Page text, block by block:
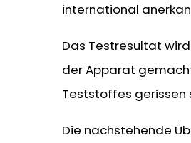
international
Das Testresultat
der Apparat
Teststoffes gerissen
Die nachstehende